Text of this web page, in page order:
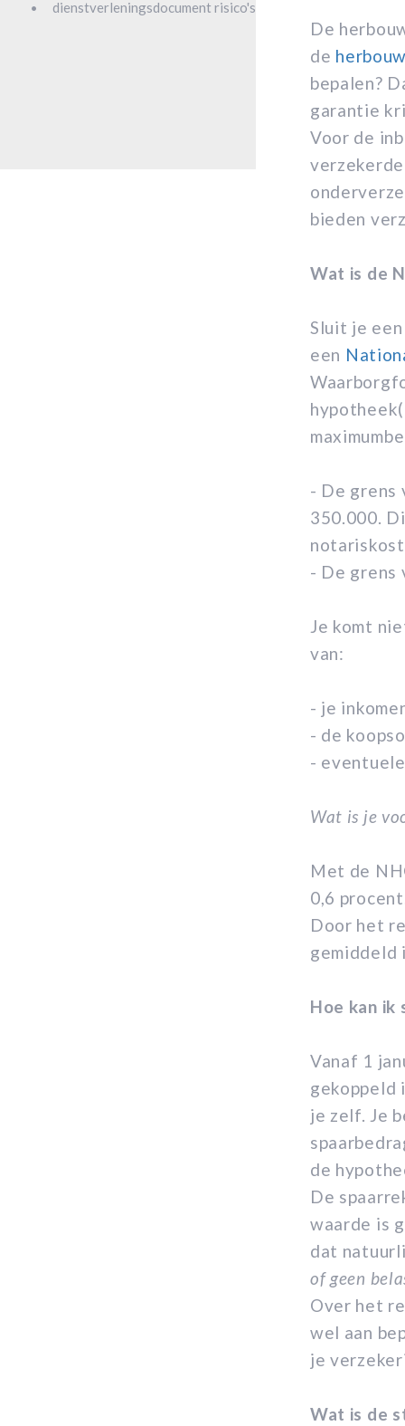
dienstverleningsdocument risico's
De
de
bepalen?
garantie
Voor de
bieden
Wat is de
Sluit je
een
- De grens
350.000.
- De grens
Je komt
van:
- je
- de
-
Wat is je
Met de
0,6
Door het
gemiddeld
Hoe kan ik
Vanaf 1
gekoppeld
je zelf. Je
de
De
waarde is
dat
of geen
Over het
wel aan
je
Wat is de